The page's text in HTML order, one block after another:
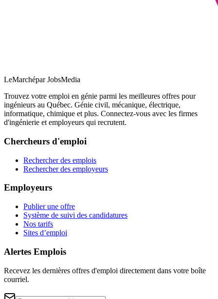
LeMarchépar JobsMedia
Trouvez votre emploi en génie parmi les meilleures offres pour
ingénieurs au Québec. Génie civil, mécanique, électrique,
informatique, chimique et plus. Connectez-vous avec les firmes
d'ingénierie et employeurs qui recrutent.
Chercheurs d'emploi
Rechercher des emplois
Rechercher des employeurs
Employeurs
Publier une offre
Système de suivi des candidatures
Nos tarifs
Sites d’emploi
Alertes Emplois
Recevez les dernières offres d'emploi directement dans votre boîte
courriel.